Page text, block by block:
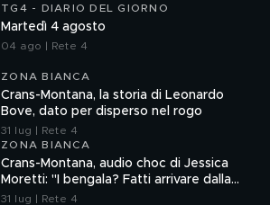
TG4 - DIARIO DEL GIORNO
Martedì 4 agosto
04 ago | Rete 4
ZONA BIANCA
Crans-Montana, la storia di Leonardo
Bove, dato per disperso nel rogo
31 lug | Rete 4
ZONA BIANCA
Crans-Montana, audio choc di Jessica
Moretti: "I bengala? Fatti arrivare dalla
Francia"
31 lug | Rete 4